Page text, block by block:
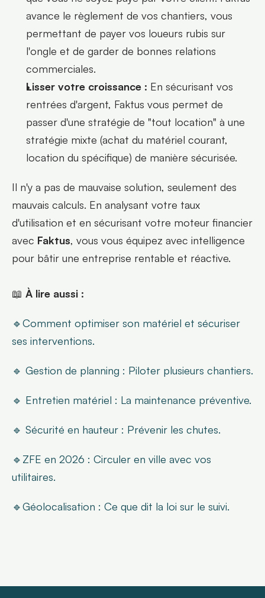
avance le règlement de vos chantiers, vous
permettant de payer vos loueurs rubis sur
l'ongle et de garder de bonnes relations
commerciales.
Lisser votre croissance : En sécurisant vos
rentrées d'argent, Faktus vous permet de
passer d'une stratégie de "tout location" à une
stratégie mixte (achat du matériel courant,
location du spécifique) de manière sécurisée.
Il n'y a pas de mauvaise solution, seulement des
mauvais calculs. En analysant votre taux
d'utilisation et en sécurisant votre moteur financier
avec Faktus, vous vous équipez avec intelligence
pour bâtir une entreprise rentable et réactive.
📖 À lire aussi :
🔹Comment optimiser son matériel et sécuriser
ses interventions.
🔹 Gestion de planning : Piloter plusieurs chantiers.
🔹 Entretien matériel : La maintenance préventive.
🔹 Sécurité en hauteur : Prévenir les chutes.
🔹ZFE en 2026 : Circuler en ville avec vos
utilitaires.
🔹Géolocalisation : Ce que dit la loi sur le suivi.